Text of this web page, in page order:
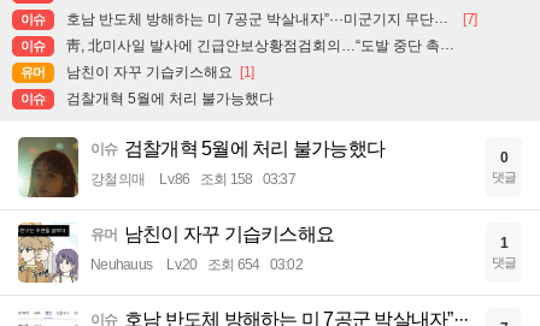
이슈 호남 반도체 방해하는 미 7공군 박살내자”···미군기지 무단침입 대학생단체 회원 3명 구속, 1명은 기각 [7]
이슈 靑, 北미사일 발사에 긴급안보상황점검회의…“도발 중단 촉구”
유머 남친이 자꾸 기습키스해요 [1]
이슈 검찰개혁 5월에 처리 불가능했다
이슈 검찰개혁 5월에 처리 불가능했다
강철의매 Lv.86 조회 158 03:37
0
댓글
유머 남친이 자꾸 기습키스해요
Neuhauus Lv.20 조회 654 03:02
1
댓글
이슈 호남 반도체 방해하는 미 7공군 박살내자”···